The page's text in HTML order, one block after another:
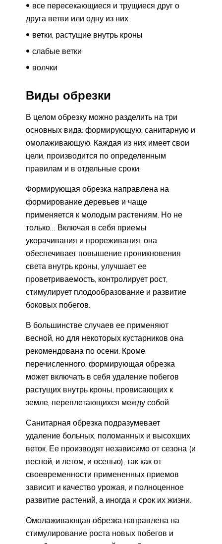
все пересекающиеся и трущиеся друг о
друга ветви или одну из них
ветки, растущие внутрь кроны
слабые ветки
волчки
Виды обрезки
В целом обрезку можно разделить на три
основных вида: формирующую, санитарную и
омолаживающую. Каждая из них имеет свои
цели, производится по определенным
правилам и в отдельные сроки.
Формирующая обрезка направлена на
формирование деревьев и чаще
применяется к молодым растениям. Но не
только… Включая в себя приемы
укорачивания и прореживания, она
обеспечивает повышение проникновения
света внутрь кроны, улучшает ее
проветриваемость, контролирует рост,
стимулирует плодообразование и развитие
боковых побегов.
В большинстве случаев ее применяют
весной, но для некоторых кустарников она
рекомендована по осени. Кроме
перечисленного, формирующая обрезка
может включать в себя удаление побегов
растущих внутрь кроны, провисающих к
земле, переплетающихся между собой.
Санитарная обрезка подразумевает
удаление больных, поломанных и высохших
веток. Ее производят независимо от сезона (и
весной, и летом, и осенью), так как от
своевременности примененных приемов
зависит и качество урожая, и полноценное
развитие растений, а иногда и срок их жизни.
Омолаживающая обрезка направлена на
стимулирование роста новых побегов и